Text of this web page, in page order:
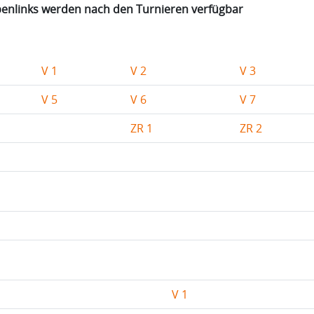
werden nach den Turnieren verfügbar
V 1 V 2 V 3
V 5
V 6 V 7
ZR 1 ZR 2
V 1